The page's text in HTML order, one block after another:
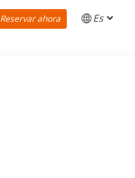
Reservar ahora Es